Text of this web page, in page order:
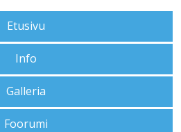
Etusivu
Info
Galleria
Foorumi